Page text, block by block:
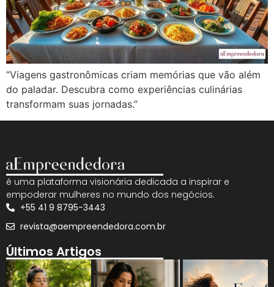
“Viagens gastronômicas criam memórias que vão além
do paladar. Descubra como experiências culinárias
transformam suas jornadas.”
é uma plataforma visionária dedicada a inspirar e
empoderar mulheres no mundo dos negócios.
+55 41 9 8795-3443
revista@aempreendedora.com.br
Últimos Artigos